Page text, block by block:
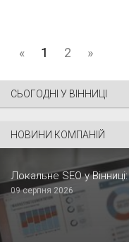
« 1 2 »
СЬОГОДНІ У ВІННИЦІ
НОВИНИ КОМПАНІЙ
Локальне SEO у
09 серпня 2026